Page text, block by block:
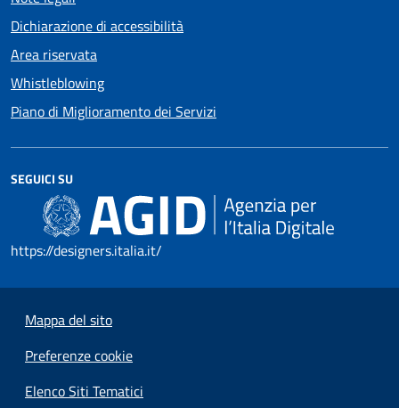
Dichiarazione di accessibilità
Area riservata
Whistleblowing
Piano di Miglioramento dei Servizi
SEGUICI SU
https://designers.italia.it/
Mappa del sito
Preferenze cookie
Elenco Siti Tematici